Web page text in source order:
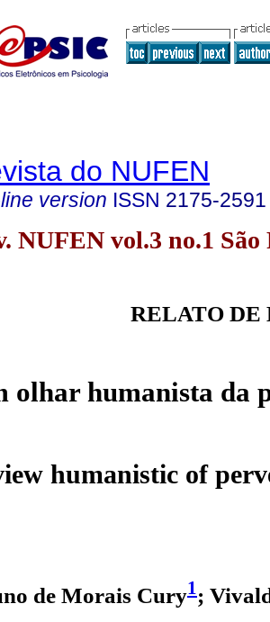
do NUFEN
version ISSN 2175-2591
NUFEN vol.3 no.1
RELATO DE
olhar humanista da
humanistic of
de Morais Cury1;